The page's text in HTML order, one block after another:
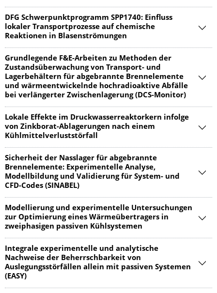
DFG Schwerpunktprogramm SPP1740: Einfluss
lokaler Transportprozesse auf chemische
Reaktionen in Blasenströmungen
Grundlegende F&E-Arbeiten zu Methoden der
Zustandsüberwachung von Transport- und
Lagerbehältern für abgebrannte Brennelemente
und wärmeentwickelnde hochradioaktive Abfälle
bei verlängerter Zwischenlagerung (DCS-Monitor)
Lokale Effekte im Druckwasserreaktorkern infolge
von Zinkborat-Ablagerungen nach einem
Kühlmittelverluststörfall
Sicherheit der Nasslager für abgebrannte
Brennelemente: Experimentelle Analyse,
Modellbildung und Validierung für System- und
CFD-Codes (SINABEL)
Modellierung und experimentelle Untersuchungen
zur Optimierung eines Wärmeübertragers in
zweiphasigen passiven Kühlsystemen
Integrale experimentelle und analytische
Nachweise der Beherrschbarkeit von
Auslegungsstörfällen allein mit passiven Systemen
(EASY)